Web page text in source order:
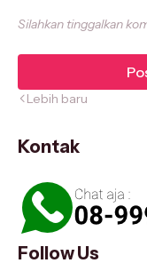
Silahkan tinggalkan
Lebih baru
Kontak
Follow Us